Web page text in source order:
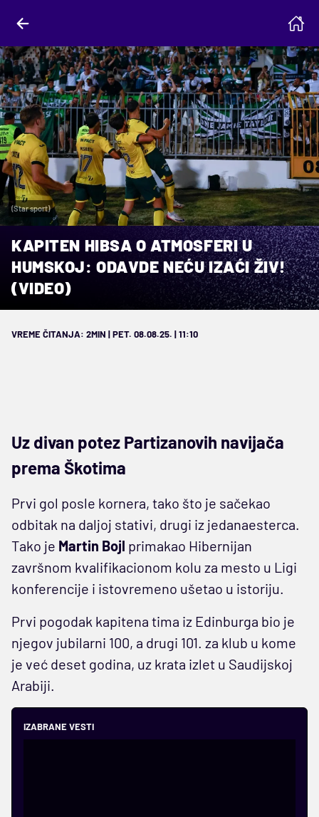
(Star sport)
KAPITEN HIBSA O ATMOSFERI U
HUMSKOJ: ODAVDE NEĆU IZAĆI ŽIV!
(VIDEO)
VREME ČITANJA: 2MIN | PET. 08.08.25. | 11:10
Uz divan potez Partizanovih navijača
prema Škotima
Prvi gol posle kornera, tako što je sačekao
odbitak na daljoj stativi, drugi iz jedanaesterca.
Tako je Martin Bojl primakao Hibernijan
završnom kvalifikacionom kolu za mesto u Ligi
konferencije i istovremeno ušetao u istoriju.
Prvi pogodak kapitena tima iz Edinburga bio je
njegov jubilarni 100, a drugi 101. za klub u kome
je već deset godina, uz krata izlet u Saudijskoj
Arabiji.
IZABRANE VESTI